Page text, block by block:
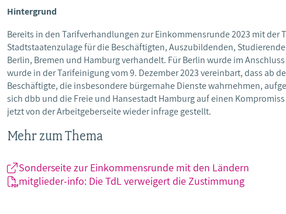
Hintergrund
Bereits in den Tarifverhandlungen zur Einkommensrunde 2023 mit
Stadtstaatenzulage für die Beschäftigten, Auszubildenden,
Berlin, Bremen und Hamburg verhandelt. Für Berlin wurde im
wurde in der Tarifeinigung vom 9. Dezember 2023 vereinbart, dass ab
Beschäftigte, die insbesondere bürgernahe Dienste wahrnehmen,
sich dbb und die Freie und Hansestadt Hamburg auf einen
jetzt von der Arbeitgeberseite wieder infrage gestellt.
Mehr zum Thema
Sonderseite zur Einkommensrunde mit den Ländern
mitglieder-info: Die TdL verweigert die Zustimmung